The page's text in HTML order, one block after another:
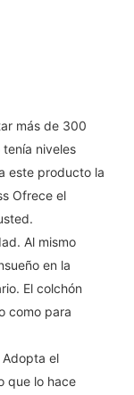
más de 300
niveles
este producto la
Ofrece el
Al mismo
en la
El colchón
como para
el
que lo hace